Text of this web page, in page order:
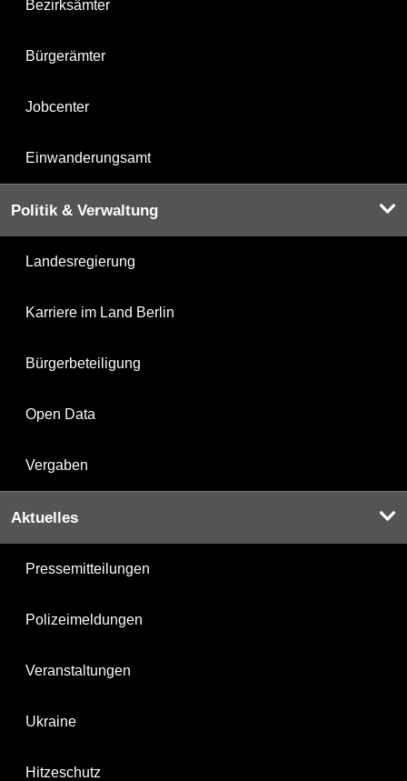
Bezirksämter
Bürgerämter
Jobcenter
Einwanderungsamt
Politik & Verwaltung
Landesregierung
Karriere im Land Berlin
Bürgerbeteiligung
Open Data
Vergaben
Aktuelles
Pressemitteilungen
Polizeimeldungen
Veranstaltungen
Ukraine
Hitzeschutz